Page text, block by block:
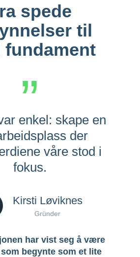
spede
til
fundament
”
enkel: skape en
der
våre stod i
fokus.
Kirsti Løviknes
Gründer
har vist seg å være
begynte som et lite